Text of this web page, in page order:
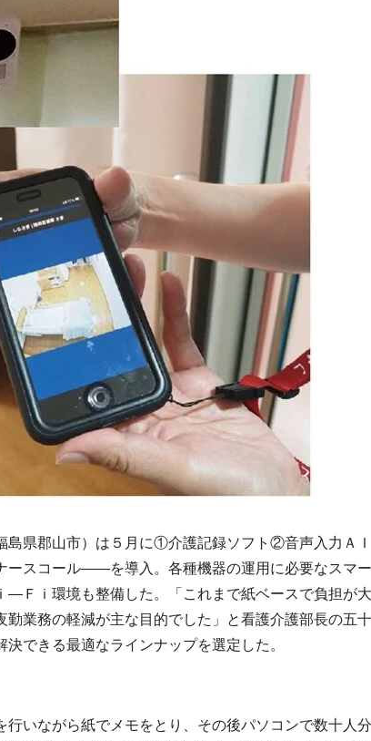
県郡山市）は５月に①介護記録ソフト②音声入力ＡＩ
スコール――を導入。各種機器の運用に必要なスマー
―Ｆｉ環境も整備した。「これまで紙ベースで負担が大
勤業務の軽減が主な目的でした」と看護介護部長の五十
できる最適なラインナップを選定した。
いながら紙でメモをとり、その後パソコンで数十人分